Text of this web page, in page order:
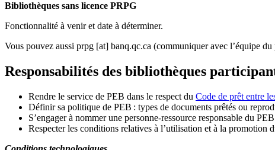
Bibliothèques sans licence PRPG
Fonctionnalité à venir et date à déterminer.
Vous pouvez aussi prpg [at] banq.qc.ca (communiquer avec l’équipe
Responsabilités des bibliothèques
Rendre le service de PEB dans le respect du Code de prêt entre
Définir sa politique de PEB : types de documents prêtés ou
S’engager à nommer une personne-ressource responsable du
Respecter les conditions relatives à l’utilisation et à la promotion